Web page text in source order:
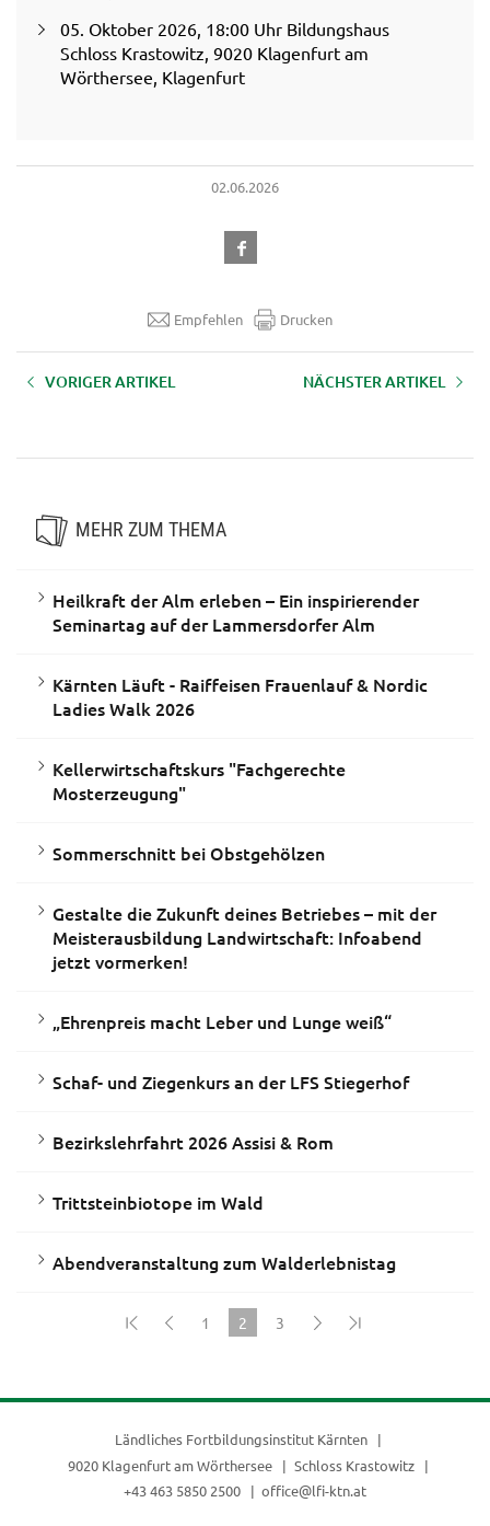
05. Oktober 2026, 18:00 Uhr Bildungshaus
Schloss Krastowitz, 9020 Klagenfurt am
Wörthersee, Klagenfurt
02.06.2026
Empfehlen Drucken
VORIGER ARTIKEL NÄCHSTER ARTIKEL
MEHR ZUM THEMA
Heilkraft der Alm erleben – Ein inspirierender
Seminartag auf der Lammersdorfer Alm
Kärnten Läuft - Raiffeisen Frauenlauf & Nordic
Ladies Walk 2026
Kellerwirtschaftskurs "Fachgerechte
Mosterzeugung"
Sommerschnitt bei Obstgehölzen
Gestalte die Zukunft deines Betriebes – mit der
Meisterausbildung Landwirtschaft: Infoabend
jetzt vormerken!
„Ehrenpreis macht Leber und Lunge weiß“
Schaf- und Ziegenkurs an der LFS Stiegerhof
Bezirkslehrfahrt 2026 Assisi & Rom
Trittsteinbiotope im Wald
Abendveranstaltung zum Walderlebnistag
1
2
3
Ländliches Fortbildungsinstitut Kärnten
9020 Klagenfurt am Wörthersee
Schloss Krastowitz
+43 463 5850 2500
office@lfi-ktn.at